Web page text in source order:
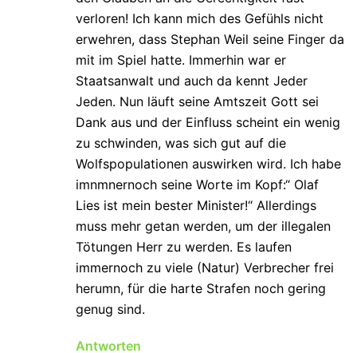
verloren! Ich kann mich des Gefühls nicht
erwehren, dass Stephan Weil seine Finger da
mit im Spiel hatte. Immerhin war er
Staatsanwalt und auch da kennt Jeder
Jeden. Nun läuft seine Amtszeit Gott sei
Dank aus und der Einfluss scheint ein wenig
zu schwinden, was sich gut auf die
Wolfspopulationen auswirken wird. Ich habe
imnmnernoch seine Worte im Kopf:“ Olaf
Lies ist mein bester Minister!“ Allerdings
muss mehr getan werden, um der illegalen
Tötungen Herr zu werden. Es laufen
immernoch zu viele (Natur) Verbrecher frei
herumn, für die harte Strafen noch gering
genug sind.
Antworten